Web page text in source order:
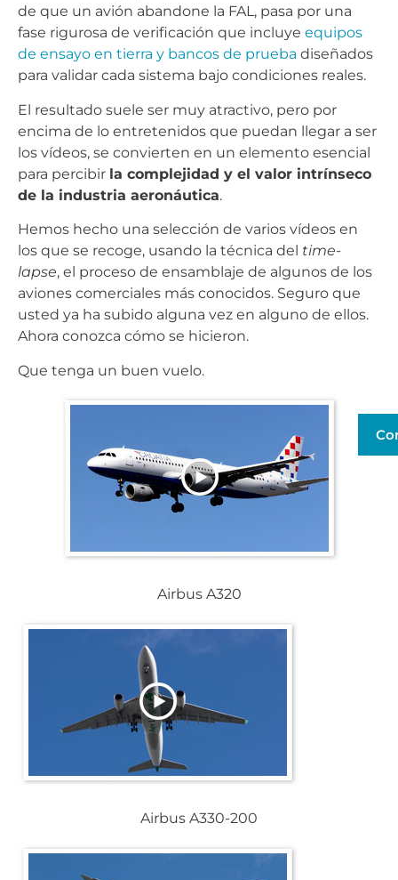
de que un avión abandone la FAL, pasa por una
fase rigurosa de verificación que incluye equipos
de ensayo en tierra y bancos de prueba diseñados
para validar cada sistema bajo condiciones reales.
El resultado suele ser muy atractivo, pero por
encima de lo entretenidos que puedan llegar a ser
los vídeos, se convierten en un elemento esencial
para percibir la complejidad y el valor intrínseco
de la industria aeronáutica.
Hemos hecho una selección de varios vídeos en
los que se recoge, usando la técnica del time-
lapse, el proceso de ensamblaje de algunos de los
aviones comerciales más conocidos. Seguro que
usted ya ha subido alguna vez en alguno de ellos.
Ahora conozca cómo se hicieron.
Que tenga un buen vuelo.
Airbus A320
Airbus A330-200